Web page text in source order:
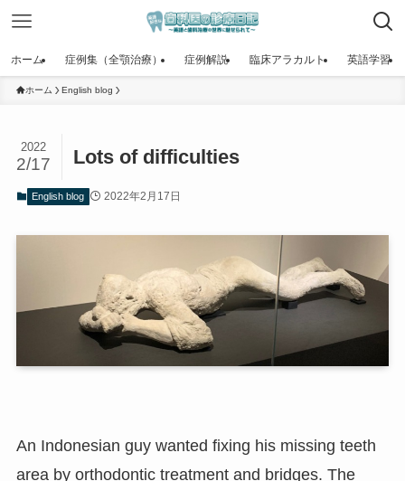
ホーム 症例集（全顎治療） 症例解説 臨床アラカルト 英語学習
ホーム English blog
Lots of difficulties
2022
2/17
English blog 2022年2月17日
An Indonesian guy wanted fixing his missing teeth
area by orthodontic treatment and bridges. The